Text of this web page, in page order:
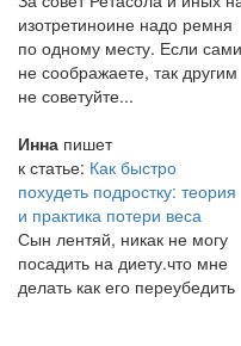
изотретиноине надо ремня
по одному месту. Если сами
не соображаете, так другим
не советуйте...
Инна пишет
к статье: Как быстро
похудеть подростку: теория
и практика потери веса
Сын лентяй, никак не могу
посадить на диету.что мне
делать как его переубедить